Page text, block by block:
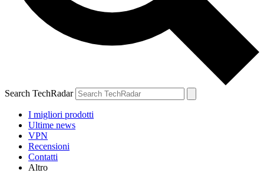
Search TechRadar
I migliori prodotti
Ultime news
VPN
Recensioni
Contatti
Altro